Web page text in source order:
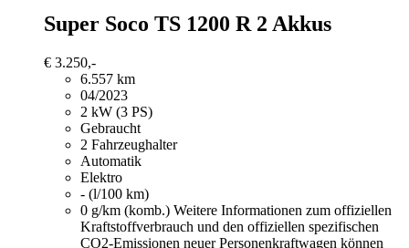
Super Soco TS 1200 R 2 Akkus
€ 3.250,-
6.557 km
04/2023
2 kW (3 PS)
Gebraucht
2 Fahrzeughalter
Automatik
Elektro
- (l/100 km)
0 g/km (komb.) Weitere Informationen zum offiziellen
Kraftstoffverbrauch und den offiziellen spezifischen
CO2-Emissionen neuer Personenkraftwagen können